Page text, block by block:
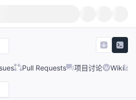
Pull Requests 项目讨论 Wiki